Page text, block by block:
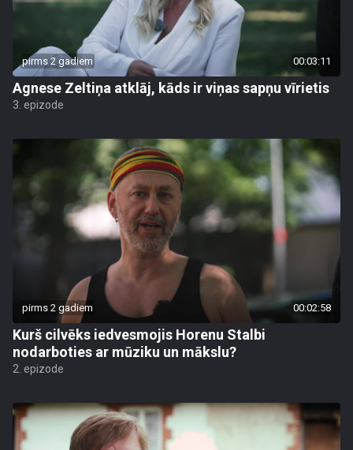
pirms 2 gadiem 00:03:11
Agnese Zeltiņa atklāj, kāds ir viņas sapņu vīrietis
3. epizode
pirms 2 gadiem 00:02:58
Kurš cilvēks iedvesmojis Horenu Stalbi
nodarboties ar mūziku un mākslu?
2. epizode